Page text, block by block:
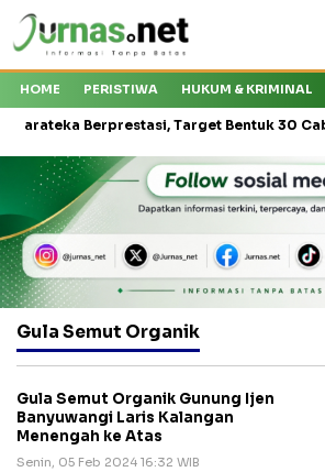
HOME PERISTIWA HUKUM & KRIMINAL
Berprestasi, Target Bentuk 30 Cabang
Gula Semut Organik
Gula Semut Organik Gunung Ijen
Banyuwangi Laris Kalangan
Menengah ke Atas
Senin, 05 Feb 2024 16:32 WIB